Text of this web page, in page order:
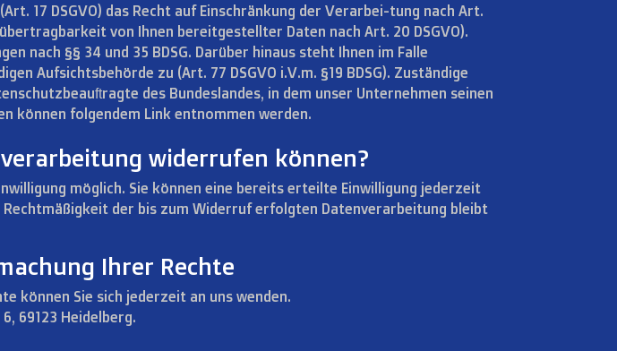
17 DSGVO) das Recht auf Einschränkung der Verarbei-tung nach Art.
von Ihnen bereitgestellter Daten nach Art. 20 DSGVO).
nach §§ 34 und 35 BDSG. Darüber hinaus steht Ihnen im Falle
Aufsichtsbehörde zu (Art. 77 DSGVO i.V.m. §19 BDSG). Zuständige
des Bundeslandes, in dem unser Unternehmen seinen
können folgendem Link entnommen werden.
widerrufen können?
möglich. Sie können eine bereits erteilte Einwilligung jederzeit
der bis zum Widerruf erfolgten Datenverarbeitung bleibt
Ihrer Rechte
können Sie sich jederzeit an uns wenden.
69123 Heidelberg.